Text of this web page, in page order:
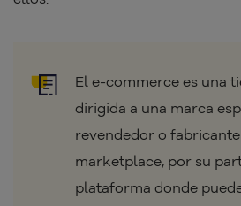
El e-commerce es una
dirigida a una marca
revendedor o
marketplace, por su
plataforma donde